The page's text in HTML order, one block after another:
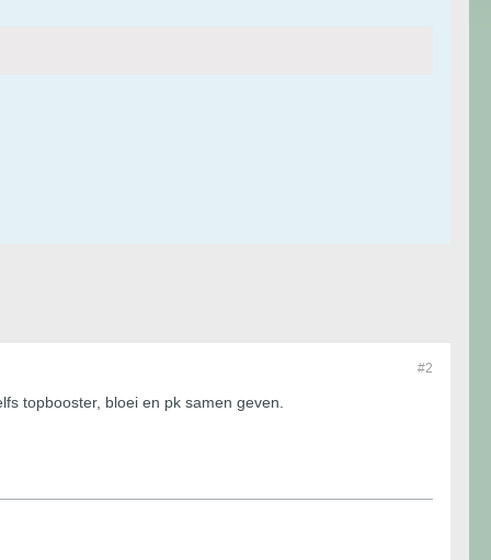
#2
topbooster, bloei en pk samen geven.